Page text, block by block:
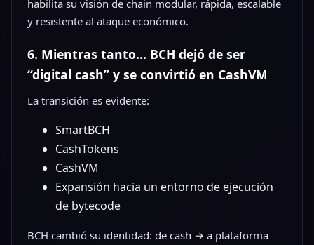
habilita su visión de chain modular, rápida, escalable
y resistente al ataque económico.
6. Mientras tanto… BCH dejó de ser
“digital cash” y se convirtió en CashVM
La transición es evidente:
SmartBCH
CashTokens
CashVM
Expansión hacia un entorno de ejecución
de bytecode
BCH cambió su identidad: de cash → a plataforma